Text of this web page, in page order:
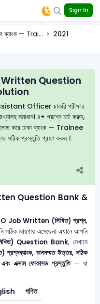
Sign In
ব্যাংক — Trai...
2021
Written Question
Officer চাকরি পরীক্ষার
সমাধান। ৪+ প্রশ্নে চর্চা করুন,
করে ঢাকা ব্যাংক — Trainee
প্রস্তুতি গ্রহণ করুন ।
Question Bank &
Job Written (লিখিত) প্রশ্ন,
জায়গায় এসেছেন। এখানে আপনি
Question Bank, যেখানে
মানসম্মত উত্তর, সঠিক
এক্সাম ফোকাসড প্রস্তুতি— যা
গণিত